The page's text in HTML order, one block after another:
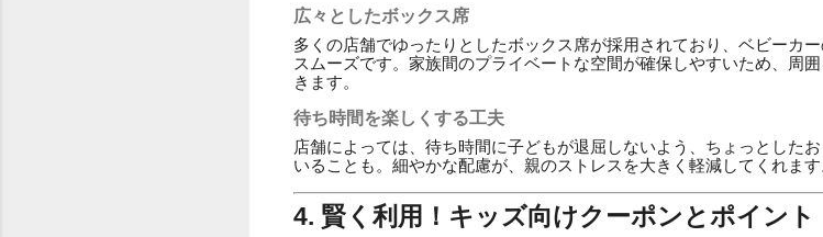
広々としたボックス席
多くの店舗でゆったりとしたボックス席が採用されており、ベビーカ
スムーズです。家族間のプライベートな空間が確保しやすいため、周
きます。
待ち時間を楽しくする工夫
店舗によっては、待ち時間に子どもが退屈しないよう、ちょっとした
いることも。細やかな配慮が、親のストレスを大きく軽減してくれます
4. 賢く利用！キッズ向けクーポンとポイント